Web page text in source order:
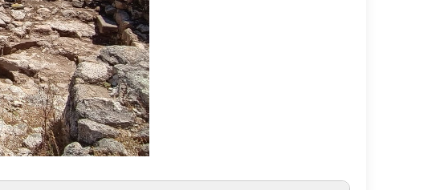
Europeo dirigido por
ArcheoOpenLab